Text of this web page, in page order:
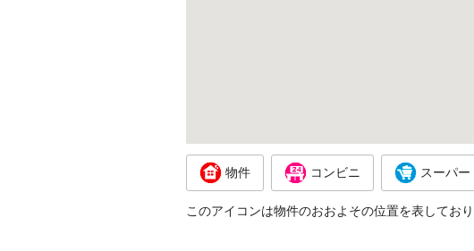
物件 コンビニ スーパー
このアイコンは物件のおおよその位置を表してお